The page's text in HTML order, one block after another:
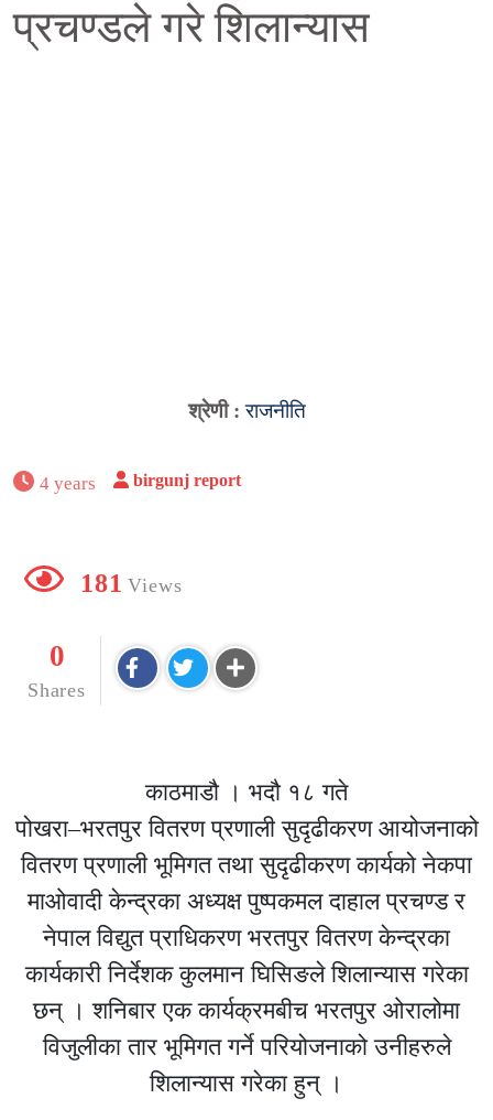
प्रचण्डले गरे शिलान्यास
श्रेणी :राजनीति
4 years birgunj report
181 Views
0
Shares
काठमाडौ । भदौ १८ गते
पोखरा–भरतपुर वितरण प्रणाली सुदृढीकरण आयोजनाको
वितरण प्रणाली भूमिगत तथा सुदृढीकरण कार्यको नेकपा
माओवादी केन्द्रका अध्यक्ष पुष्पकमल दाहाल प्रचण्ड र
नेपाल विद्युत प्राधिकरण भरतपुर वितरण केन्द्रका
कार्यकारी निर्देशक कुलमान घिसिङले शिलान्यास गरेका
छन् । शनिबार एक कार्यक्रमबीच भरतपुर ओरालोमा
विजुलीका तार भूमिगत गर्ने परियोजनाको उनीहरुले
शिलान्यास गरेका हुन् ।